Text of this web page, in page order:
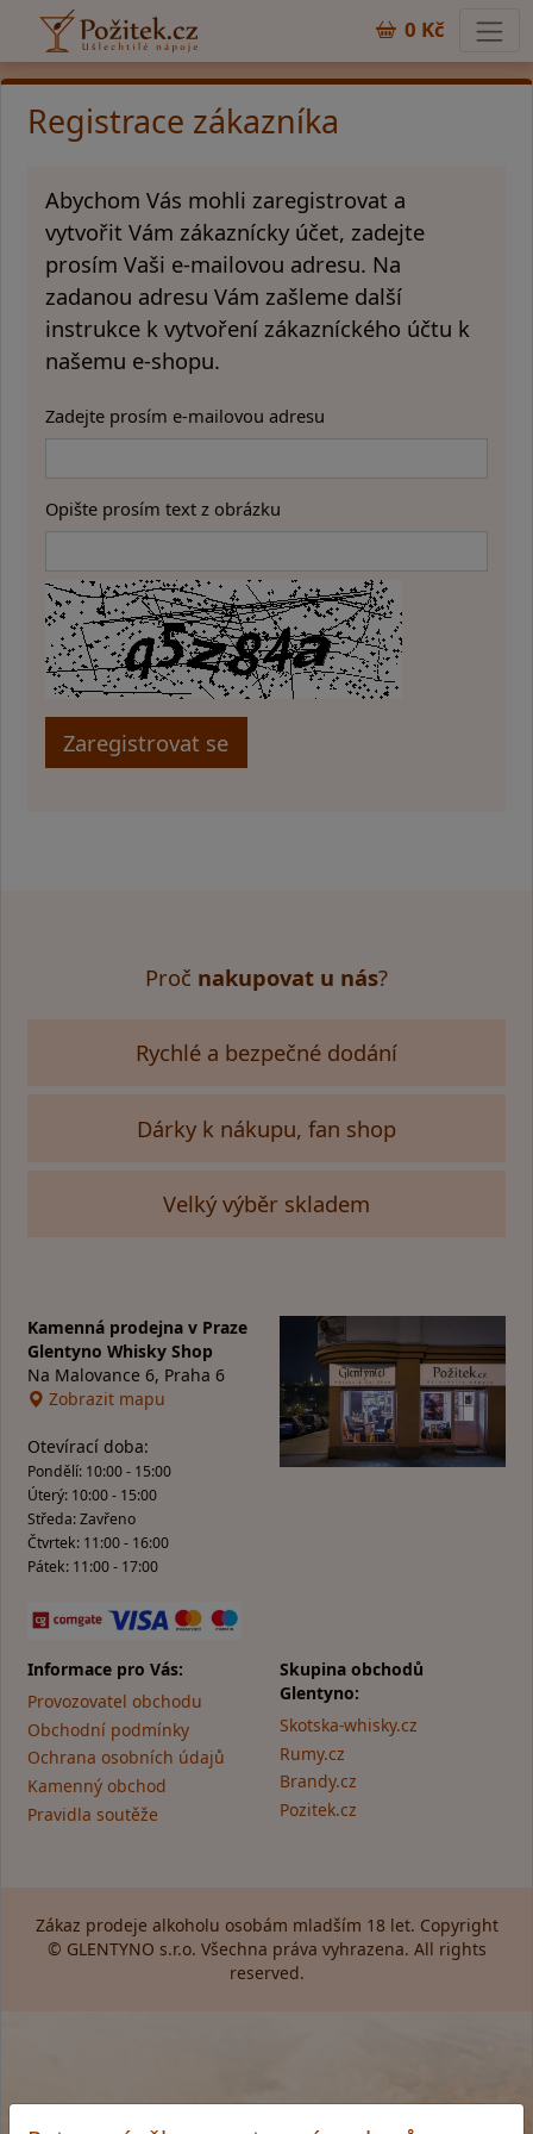
0 Kč
Registrace zákazníka
Abychom Vás mohli zaregistrovat a
vytvořit Vám zákaznícky účet, zadejte
prosím Vaši e-mailovou adresu. Na
zadanou adresu Vám zašleme další
instrukce k vytvoření zákazníckého účtu k
našemu e-shopu.
Zadejte prosím e-mailovou adresu
Opište prosím text z obrázku
Proč nakupovat u nás?
Rychlé a bezpečné dodání
Dárky k nákupu, fan shop
Velký výběr skladem
Informace pro Vás:
Provozovatel obchodu
Obchodní podmínky
Ochrana osobních údajů
Kamenný obchod
Pravidla soutěže
Skupina obchodů
Glentyno:
Skotska-whisky.cz
Rumy.cz
Brandy.cz
Pozitek.cz
Kamenná prodejna v Praze
Glentyno Whisky Shop
Na Malovance 6, Praha 6
Zobrazit mapu
Otevírací doba:
Pondělí: 10:00 - 15:00
Úterý: 10:00 - 15:00
Středa: Zavřeno
Čtvrtek: 11:00 - 16:00
Pátek: 11:00 - 17:00
Zákaz prodeje alkoholu osobám mladším 18 let. Copyright
© GLENTYNO s.r.o. Všechna práva vyhrazena. All rights
reserved.